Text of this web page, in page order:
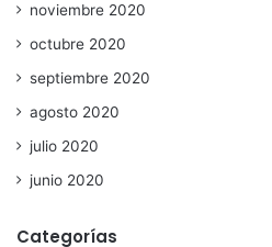
noviembre 2020
octubre 2020
septiembre 2020
agosto 2020
julio 2020
junio 2020
Categorías